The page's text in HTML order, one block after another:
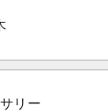
リー